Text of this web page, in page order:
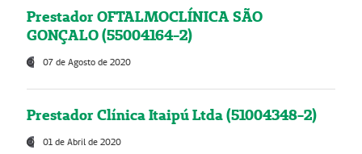
Prestador OFTALMOCLÍNICA SÃO
GONÇALO (55004164-2)
07 de Agosto de 2020
Prestador Clínica Itaipú Ltda (51004348-2)
01 de Abril de 2020